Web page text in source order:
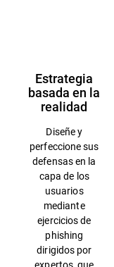
Estrategia
basada en la
realidad
Diseñe y
perfeccione sus
defensas en la
capa de los
usuarios
mediante
ejercicios de
phishing
dirigidos por